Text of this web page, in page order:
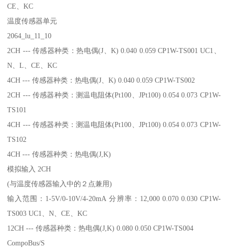
CE、KC
温度传感器单元
2064_lu_11_10
2CH --- 传感器种类：热电偶(J、K) 0.040 0.059 CP1W-TS001 UC1、
N、L、CE、KC
4CH --- 传感器种类：热电偶(J、K) 0.040 0.059 CP1W-TS002
2CH --- 传感器种类：测温电阻体(Pt100、JPt100) 0.054 0.073 CP1W-
TS101
4CH --- 传感器种类：测温电阻体(Pt100、JPt100) 0.054 0.073 CP1W-
TS102
4CH --- 传感器种类：热电偶(J,K)
模拟输入 2CH
(与温度传感器输入中的２点兼用)
输入范围：1-5V/0-10V/4-20mA 分辨率：12,000 0.070 0.030 CP1W-
TS003 UC1、N、CE、KC
12CH --- 传感器种类：热电偶(J,K) 0.080 0.050 CP1W-TS004
CompoBus/S